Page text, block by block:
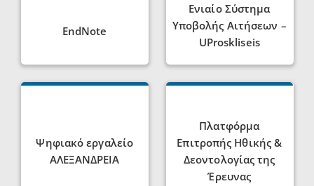
EndNote
Ενιαίο Σύστημα
Υποβολής Αιτήσεων –
UProskliseis
Ψηφιακό εργαλείο
ΑΛΕΞΑΝΔΡΕΙΑ
Πλατφόρμα
Επιτροπής Ηθικής &
Δεοντολογίας της
Έρευνας